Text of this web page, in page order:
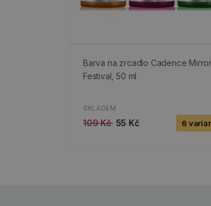
Barva na zrcadlo Cadence Mirror
Festival, 50 ml
SKLADEM
109 Kč 55 Kč 6